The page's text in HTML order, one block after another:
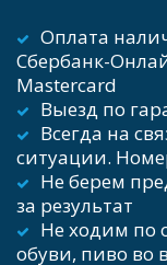
Оплата
Сбербанк-
Mastercard
Выезд по
Всегда на
ситуации.
Не берем
за результат
Не ходим по
обуви, пиво во